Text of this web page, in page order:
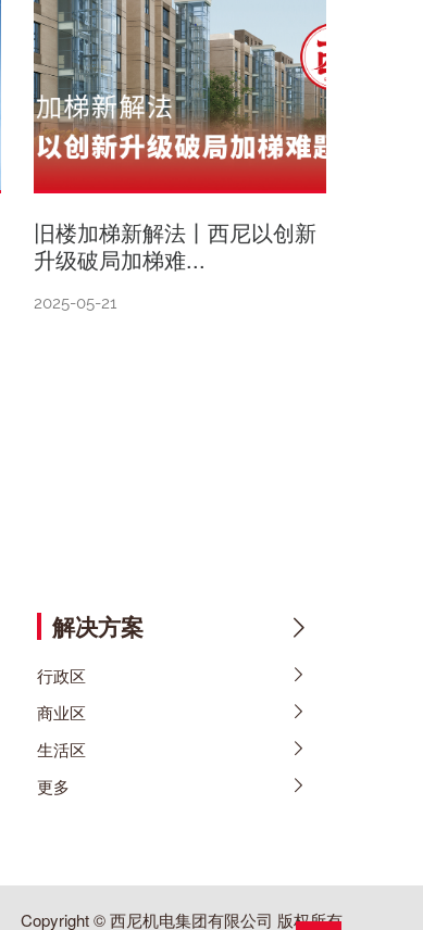
旧楼加梯新解法丨西尼以创新
升级破局加梯难...
2025-05-21
解决方案
行政区
商业区
生活区
更多
Copyright © 西尼机电集团有限公司 版权所有